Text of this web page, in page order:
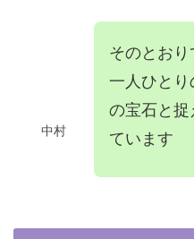
中村
そのとお
一人ひと
の宝石と
ています